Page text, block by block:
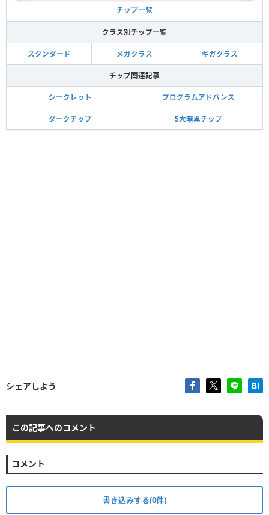
チップ一覧
クラス別チップ一覧
スタンダード メガクラス ギガクラス
チップ関連記事
シークレット プログラムアドバンス
ダークチップ 5大暗黒チップ
シェアしよう
この記事へのコメント
コメント
書き込みする(0件)